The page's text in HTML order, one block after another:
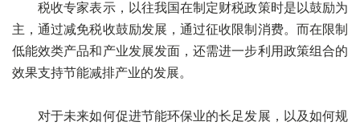
税收专家表示，以往我国在制定财税政策时是以鼓励为
主，通过减免税收鼓励发展，通过征收限制消费。而在限制
低能效类产品和产业发展发面，还需进一步利用政策组合的
效果支持节能减排产业的发展。
对于未来如何促进节能环保业的长足发展，以及如何规